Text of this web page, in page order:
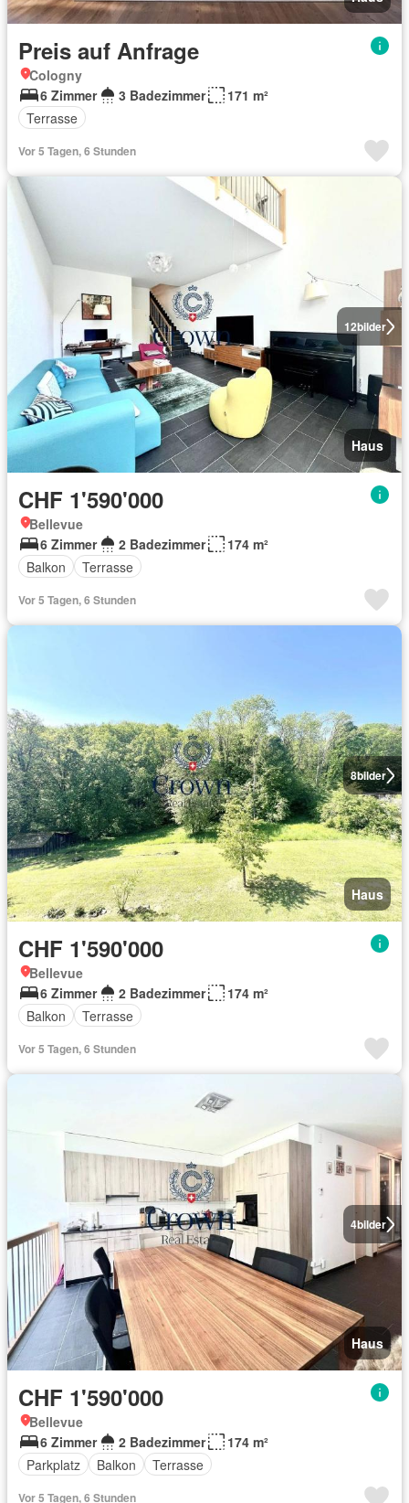
Preis auf Anfrage
Cologny
6 Zimmer
3 Badezimmer
171 m²
Terrasse
Vor 5 Tagen, 6 Stunden
12bilder
Haus
CHF 1'590'000
Bellevue
6 Zimmer
2 Badezimmer
174 m²
Balkon
Terrasse
Vor 5 Tagen, 6 Stunden
8bilder
Haus
CHF 1'590'000
Bellevue
6 Zimmer
2 Badezimmer
174 m²
Balkon
Terrasse
Vor 5 Tagen, 6 Stunden
4bilder
Haus
CHF 1'590'000
Bellevue
6 Zimmer
2 Badezimmer
174 m²
Parkplatz
Balkon Terrasse
Vor 5 Tagen, 6 Stunden